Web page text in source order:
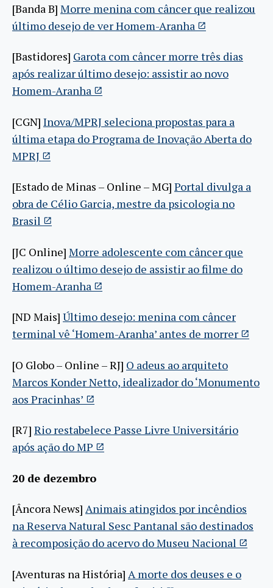
[Banda B] Morre menina com câncer que realizou
último desejo de ver Homem-Aranha
[Bastidores] Garota com câncer morre três dias
após realizar último desejo: assistir ao novo
Homem-Aranha
[CGN] Inova/MPRJ seleciona propostas para a
última etapa do Programa de Inovação Aberta do
MPRJ
[Estado de Minas – Online – MG] Portal divulga a
obra de Célio Garcia, mestre da psicologia no
Brasil
[JC Online] Morre adolescente com câncer que
realizou o último desejo de assistir ao filme do
Homem-Aranha
[ND Mais] Último desejo: menina com câncer
terminal vê ‘Homem-Aranha’ antes de morrer
[O Globo – Online – RJ] O adeus ao arquiteto
Marcos Konder Netto, idealizador do ‘Monumento
aos Pracinhas’
[R7] Rio restabelece Passe Livre Universitário
após ação do MP
20 de dezembro
[Âncora News] Animais atingidos por incêndios
na Reserva Natural Sesc Pantanal são destinados
à recomposição do acervo do Museu Nacional
[Aventuras na História] A morte dos deuses e o